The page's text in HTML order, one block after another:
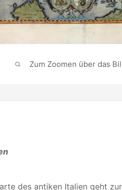
Zum Zoomen über das
des antiken Italien geht